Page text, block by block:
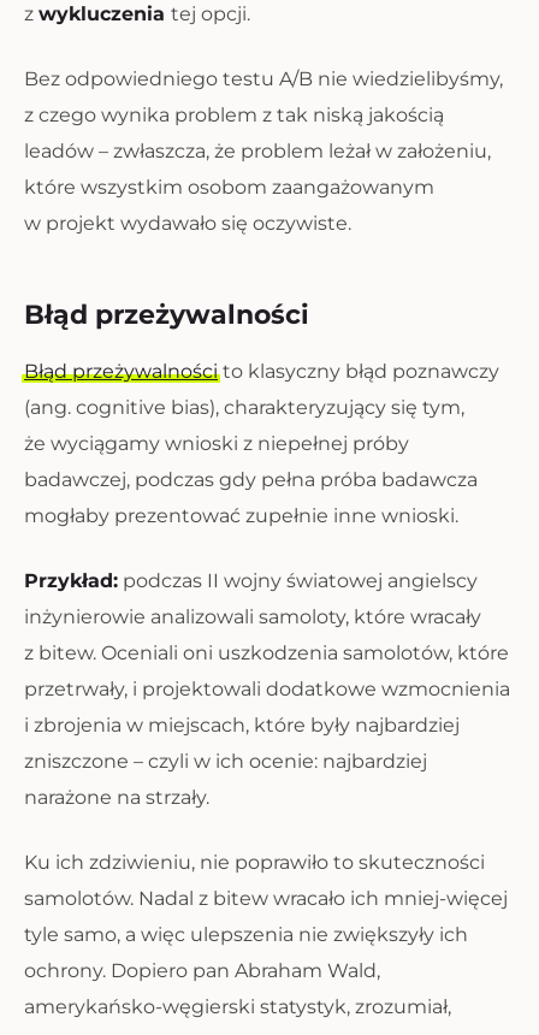
z wykluczenia tej opcji.
Bez odpowiedniego testu A/B nie wiedzielibyśmy,
z czego wynika problem z tak niską jakością
leadów – zwłaszcza, że problem leżał w założeniu,
które wszystkim osobom zaangażowanym
w projekt wydawało się oczywiste.
Błąd przeżywalności
Błąd przeżywalnościto klasyczny błąd poznawczy
(ang. cognitive bias), charakteryzujący się tym,
że wyciągamy wnioski z niepełnej próby
badawczej, podczas gdy pełna próba badawcza
mogłaby prezentować zupełnie inne wnioski.
Przykład: podczas II wojny światowej angielscy
inżynierowie analizowali samoloty, które wracały
z bitew. Oceniali oni uszkodzenia samolotów, które
przetrwały, i projektowali dodatkowe wzmocnienia
i zbrojenia w miejscach, które były najbardziej
zniszczone – czyli w ich ocenie: najbardziej
narażone na strzały.
Ku ich zdziwieniu, nie poprawiło to skuteczności
samolotów. Nadal z bitew wracało ich mniej-więcej
tyle samo, a więc ulepszenia nie zwiększyły ich
ochrony. Dopiero pan Abraham Wald,
amerykańsko-węgierski statystyk, zrozumiał,